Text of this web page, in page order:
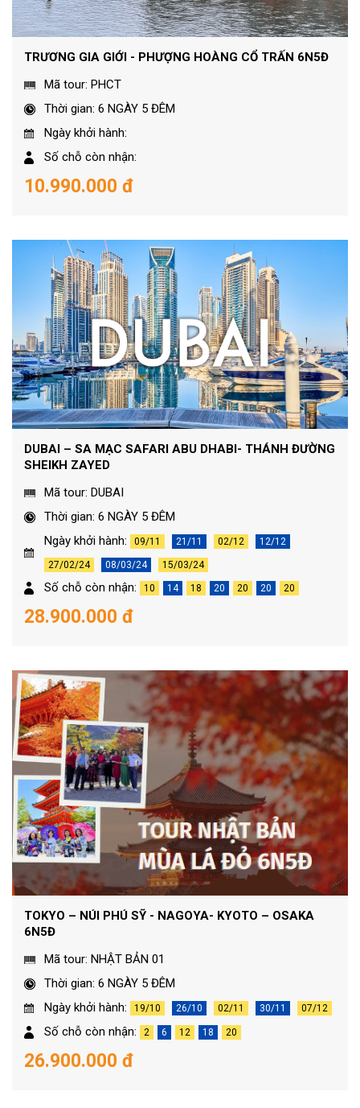
TRƯƠNG GIA GIỚI - PHƯỢNG HOÀNG CỔ TRẤN 6N5Đ
Mã tour: PHCT
Thời gian: 6 NGÀY 5 ĐÊM
Ngày khởi hành:
Số chỗ còn nhận:
10.990.000 đ
DUBAI – SA MẠC SAFARI ABU DHABI- THÁNH ĐƯỜNG
SHEIKH ZAYED
Mã tour: DUBAI
Thời gian: 6 NGÀY 5 ĐÊM
Ngày khởi hành:
09/11 21/11 02/12 12/12
27/02/24 08/03/24 15/03/24
Số chỗ còn nhận: 10 14 18 20 20 20 20
28.900.000 đ
TOKYO – NÚI PHÚ SỸ - NAGOYA- KYOTO – OSAKA
6N5Đ
Mã tour: NHẬT BẢN 01
Thời gian: 6 NGÀY 5 ĐÊM
Ngày khởi hành:
19/10 26/10 02/11 30/11 07/12
Số chỗ còn nhận: 2 6 12 18 20
26.900.000 đ